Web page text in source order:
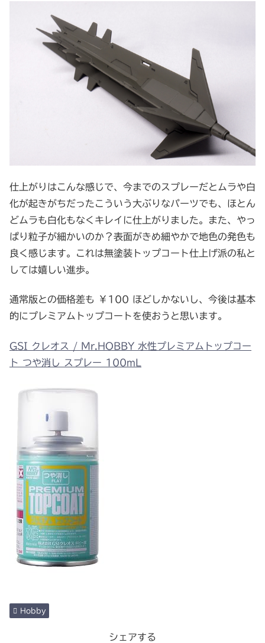
仕上がりはこんな感じで、今までのスプレーだとムラや白
化が起きがちだったこういう大ぶりなパーツでも、ほとん
どムラも白化もなくキレイに仕上がりました。また、やっ
ぱり粒子が細かいのか？表面がきめ細やかで地色の発色も
良く感じます。これは無塗装トップコート仕上げ派の私と
しては嬉しい進歩。
通常版との価格差も ￥100 ほどしかないし、今後は基本
的にプレミアムトップコートを使おうと思います。
GSI クレオス / Mr.HOBBY 水性プレミアムトップコー
ト つや消し スプレー 100mL
Hobby
シェアする